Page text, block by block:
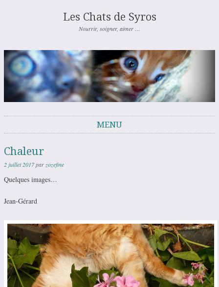
Les Chats de Syros
Nourrir, soigner, aimer …
MENU
Chaleur
2 juillet 2017parzozefine
Quelques images…
Jean-Gérard